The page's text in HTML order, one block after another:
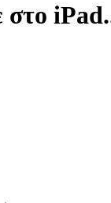
στο